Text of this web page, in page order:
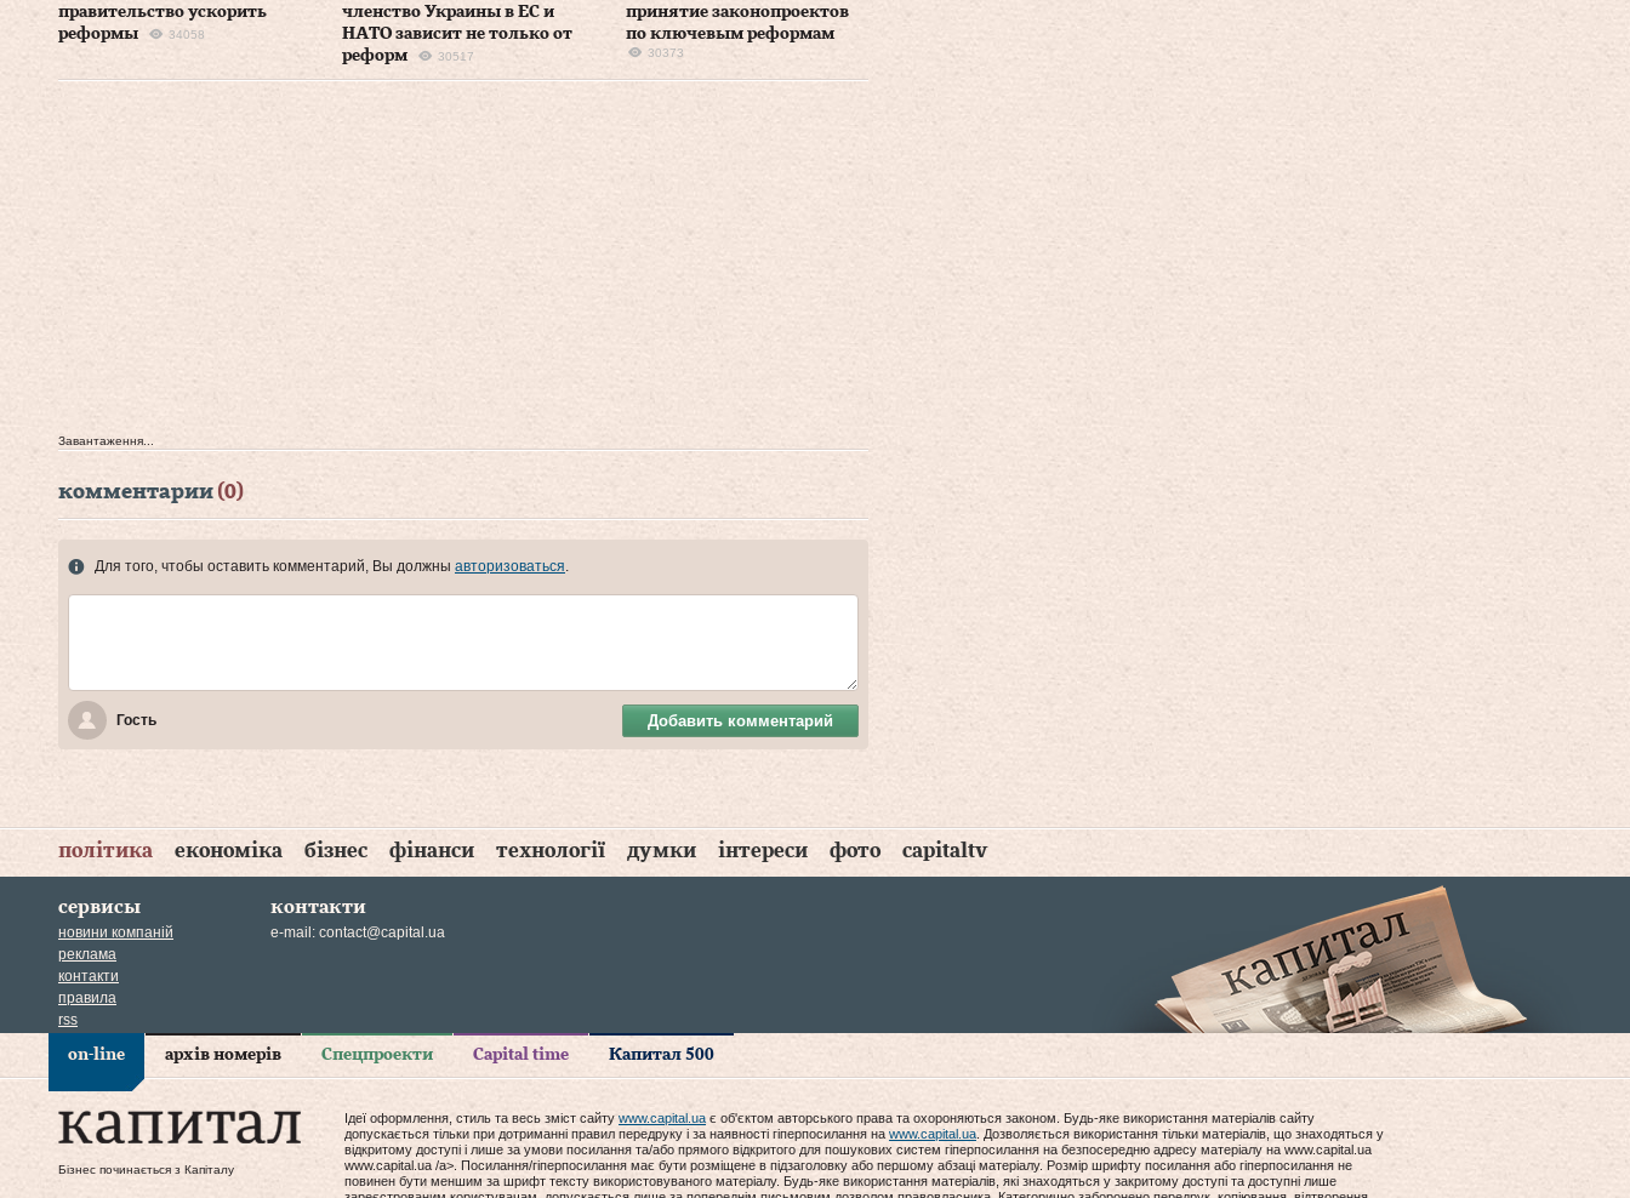
правительство ускорить
реформы
34058
членство Украины в ЕС и
НАТО зависит не только от
реформ
30517
принятие законопроектов
по ключевым реформам
30373
Завантаження...
комментарии (0)
Для того, чтобы оставить комментарий, Вы должны авторизоваться
Гость Добавить комментарий
політика економіка бізнес фінанси технології думки інтереси фото capitaltv
сервисы
новини компаній
реклама
контакти
правила
rss
контакти
e-mail: contact@capital.ua
on-line архів номерів Спецпроекти Capital time Капитал 500
Бізнес починається з Капіталу
Ідеї оформлення, стиль та весь зміст сайту www.capital.ua є об'єктом авторського права та охороняються законом. Будь-яке використання матеріалів сайту
допускається тільки при дотриманні правил передруку і за наявності гіперпосилання на www.capital.ua . Дозволяється використання тільки матеріалів, що знаходяться у
відкритому доступі і лише за умови посилання та/або прямого відкритого для пошукових систем гіперпосилання на безпосередню адресу матеріалу на www.capital.ua
www.capital.ua /a>. Посилання/гіперпосилання має бути розміщене в підзаголовку або першому абзаці матеріалу. Розмір шрифту посилання або гіперпосилання не
повинен бути меншим за шрифт тексту використовуваного матеріалу. Будь-яке використання матеріалів, які знаходяться у закритому доступі та доступні лише